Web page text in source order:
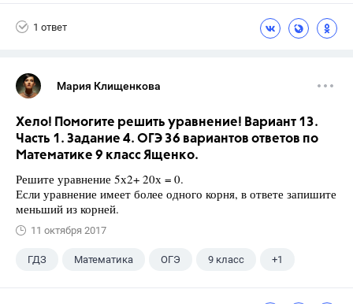
1 ответ
Мария Клищенкова
Хело! Помогите решить уравнение! Вариант 13.
Часть 1. Задание 4. ОГЭ 36 вариантов ответов по
Математике 9 класс Ященко.
Решите уравнение 5х2+ 20х = 0.
Если уравнение имеет более одного корня, в ответе запишите
меньший из корней.
11 октября 2017
ГДЗ Математика ОГЭ 9 класс +1